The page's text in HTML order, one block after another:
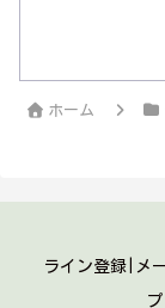
ホーム
ライン登録|メ